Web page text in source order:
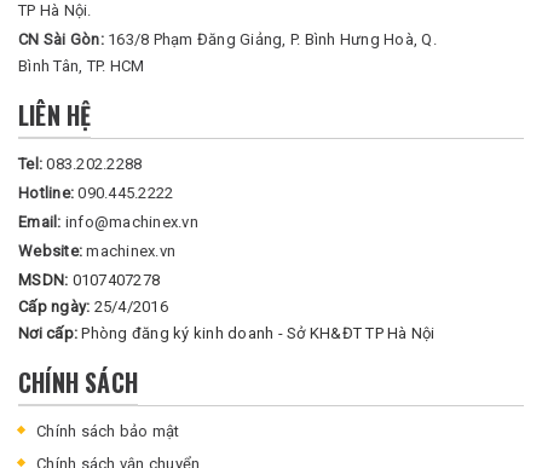
TP Hà Nội.
CN Sài Gòn: 163/8 Phạm Đăng Giảng, P. Bình Hưng Hoà, Q.
Bình Tân, TP. HCM
LIÊN HỆ
Tel:083.202.2288
Hotline:090.445.2222
Email: info@machinex.vn
Website:machinex.vn
MSDN: 0107407278
Cấp ngày: 25/4/2016
Nơi cấp:Phòng đăng ký kinh doanh - Sở KH&ĐT TP Hà Nội
CHÍNH SÁCH
Chính sách bảo mật
Chính sách vận chuyển